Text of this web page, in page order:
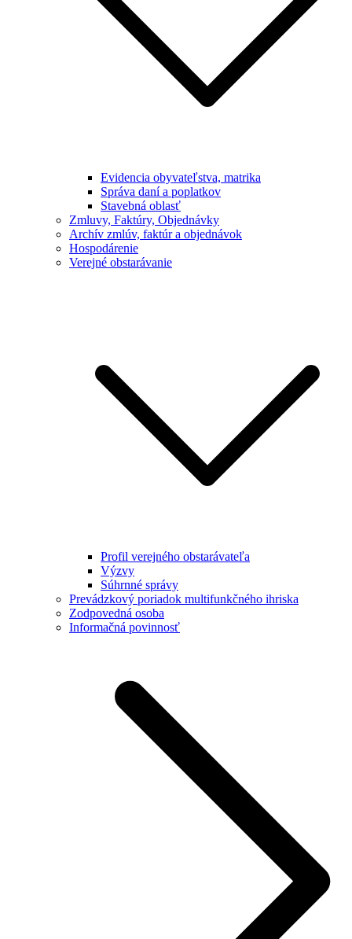
Evidencia obyvateľstva, matrika
Správa daní a poplatkov
Stavebná oblasť
Zmluvy, Faktúry, Objednávky
Archív zmlúv, faktúr a objednávok
Hospodárenie
Verejné obstarávanie
Profil verejného obstarávateľa
Výzvy
Súhrnné správy
Prevádzkový poriadok multifunkčného ihriska
Zodpovedná osoba
Informačná povinnosť